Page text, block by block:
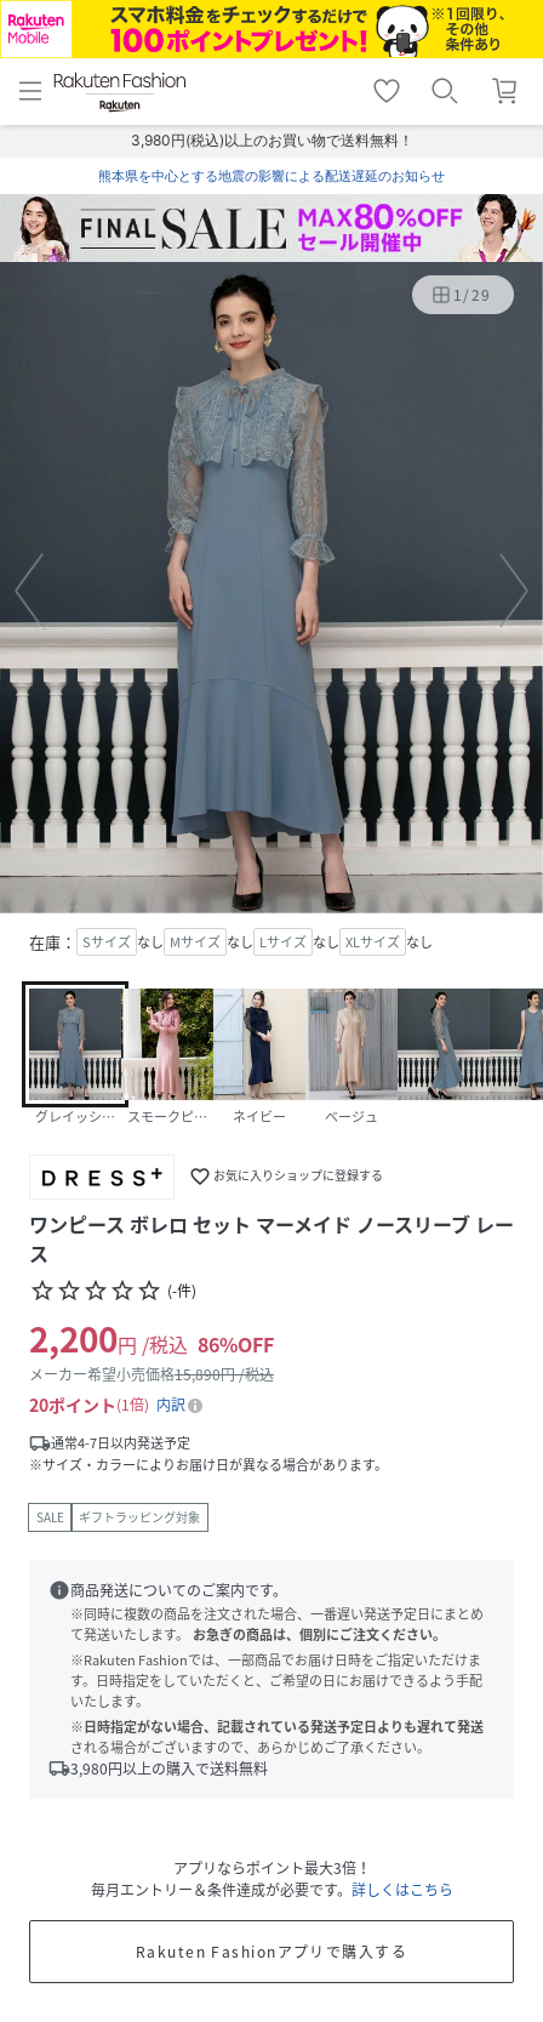
menu home
トップ
shopping_cart lock_outline
ログイン
3,980円(税込)以上のお買い物で送料無料！
熊本県を中心とする地震の影響による配送遅延のお知らせ
1/29
在庫： Sサイズ なし Mサイズ なし Lサイズ なし XLサイズ なし
グレイッシュブルースモークピンク ネイビー ベージュ
favorite_border お気に入りショップに登録する
ワンピース ボレロ セット マーメイド ノースリーブ レー
ス
star_borderstar_borderstar_borderstar_borderstar_border (-件)
2,200円 /税込 86%OFF
メーカー希望小売価格15,890円 /税込
20ポイント 1倍
内訳
local_shipping通常4-7日以内発送予定
※サイズ・カラーによりお届け日が異なる場合があります。
SALE ギフトラッピング対象
info商品発送についてのご案内です。
※同時に複数の商品を注文された場合、一番遅い発送予定日にまとめ
て発送いたします。
お急ぎの商品は、個別にご注文ください。
※Rakuten Fashionでは、一部商品でお届け日時をご指定いただけま
す。日時指定をしていただくと、ご希望の日にお届けできるよう手配
いたします。
※日時指定がない場合、記載されている発送予定日よりも遅れて発送
される場合がございますので、あらかじめご了承ください。
local_shipping3,980円以上の購入で送料無料
アプリならポイント最大3倍！
毎月エントリー＆条件達成が必要です。 詳しくはこちら
Rakuten Fashionアプリで購入する